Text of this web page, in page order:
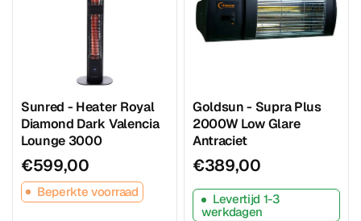
Sunred - Heater Royal
Diamond Dark Valencia
Lounge 3000
€599,00
Beperkte voorraad
Goldsun - Supra Plus
2000W Low Glare
Antraciet
€389,00
Levertijd 1-3
werkdagen